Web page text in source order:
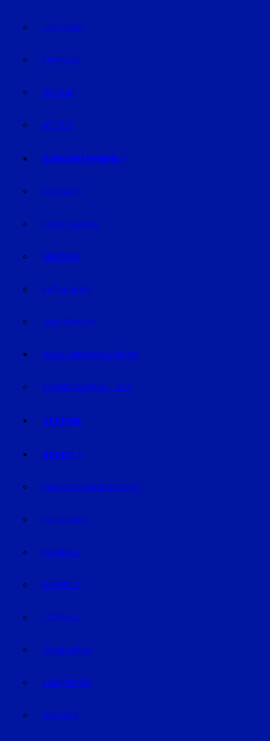
LIFE-STYLE
KARRIERE
TECHNIK
WETTER
SONDERTHEMEN
PODCASTS
KIDS & TEENIES
SENIOREN
KATZ & HUND
VALENTINSTAG
MEINE LIEBESERKLÄRUNG
BUNDESTAGSWAHL 2017
VEREINE
SPORT
EISHOCKEY/INLINEHOCKEY
VOLLEYBALL
FUSSBALL
HANDBALL
FOOTBALL
TRABRENNEN
KAMPFSPORT
SONSTIGE